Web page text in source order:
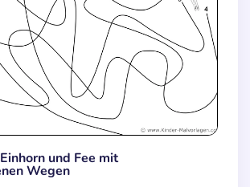
und Fee mit
Wegen